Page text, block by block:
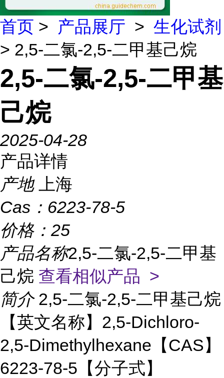
首页 > 产品展厅 > 生化试剂
> 2,5-二氯-2,5-二甲基己烷
2,5-二氯-2,5-二甲基
己烷
2025-04-28
产品详情
产地
上海
Cas： 6223-78-5
价格： 25
产品名称2,5-二氯-2,5-二甲基
己烷 查看相似产品 >
简介 2,5-二氯-2,5-二甲基己烷
【英文名称】2,5-Dichloro-
2,5-Dimethylhexane【CAS】
6223-78-5【分子式】